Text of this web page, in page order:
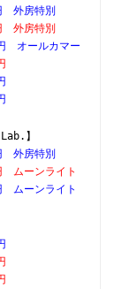
　外房特別
　外房特別
オールカマー
15030円
7470円
9750円
】
　外房特別
ムーンライト
ムーンライト
6680円
26300円
15030円